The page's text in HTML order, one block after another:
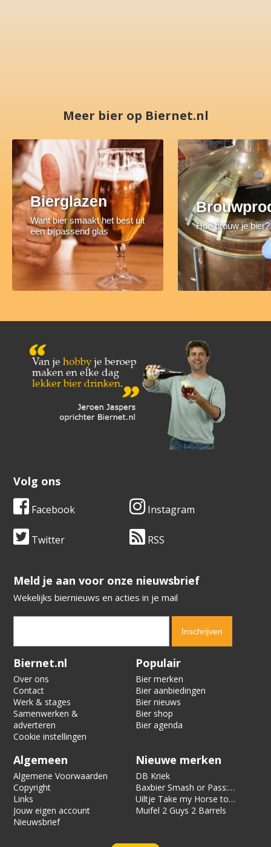
Meer bier op Biernet.nl
Bierglazen
Want bier smaakt het best uit
een bijpassend glas
Hoe brouw je bier?
Volg ons
Facebook Instagram
Twitter RSS
​​​​​​​Meld je aan voor onze nieuwsbrief
Wekelijks biernieuws en acties in je mail
Verification code:
Biernet.nl
Over ons
Contact
Werk & stages
Samenwerken &
adverteren
Cookie instellingen
Populair
Bier merken
Bier aanbiedingen
Bier nieuws
Bier shop
Bier agenda
Algemeen
Algemene Voorwaarden
Copyright
Links
Jouw eigen account
Nieuwsbrief
Nieuwe merken
DB Kriek
Baxbier Smash or Pass:
Strata
Uiltje Take my Horse to
the Hotel Room
Muifel 2 Guys 2 Barrels